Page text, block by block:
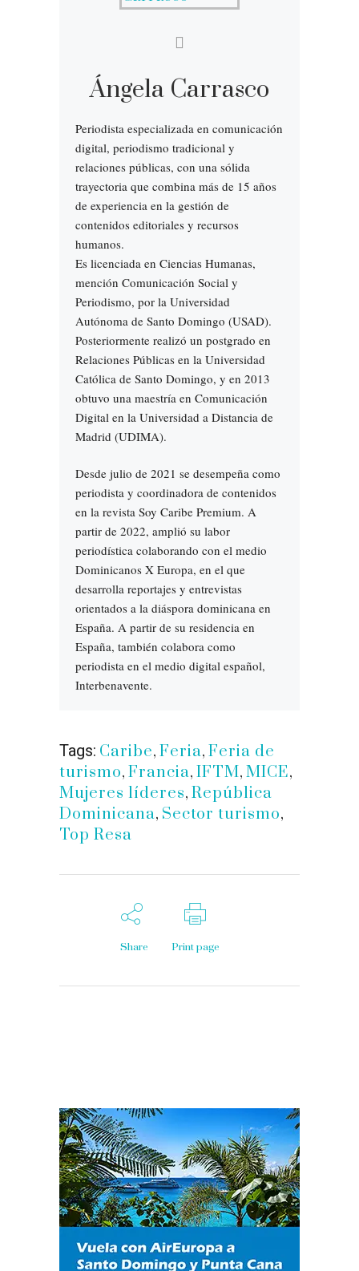
Ángela Carrasco
Periodista especializada en comunicación
digital, periodismo tradicional y
relaciones públicas, con una sólida
trayectoria que combina más de 15 años
de experiencia en la gestión de
contenidos editoriales y recursos
humanos.
Es licenciada en Ciencias Humanas,
mención Comunicación Social y
Periodismo, por la Universidad
Autónoma de Santo Domingo (USAD).
Posteriormente realizó un postgrado en
Relaciones Públicas en la Universidad
Católica de Santo Domingo, y en 2013
obtuvo una maestría en Comunicación
Digital en la Universidad a Distancia de
Madrid (UDIMA).
Desde julio de 2021 se desempeña como
periodista y coordinadora de contenidos
en la revista Soy Caribe Premium. A
partir de 2022, amplió su labor
periodística colaborando con el medio
Dominicanos X Europa, en el que
desarrolla reportajes y entrevistas
orientados a la diáspora dominicana en
España. A partir de su residencia en
España, también colabora como
periodista en el medio digital español,
Interbenavente.
Tags: Caribe, Feria, Feria de
turismo, Francia, IFTM, MICE,
Mujeres líderes, República
Dominicana, Sector turismo,
Top Resa
Share Print page